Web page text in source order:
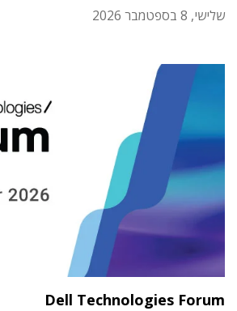
שלישי, 8 בספטמבר 2026
Dell Technologies Forum